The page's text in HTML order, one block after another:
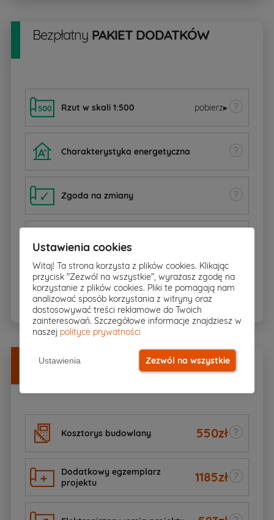
Bezpłatny PAKIET DODATKÓW
Rzut w skali 1:500 pobierz▸
Charakterystyka energetyczna
Zgoda na zmiany
BIOZ
Dodatkiw DOBREJ CENIE
Kosztorys budowlany 550zł
Dodatkowy egzemplarz
projektu
1185zł
Ustawienia cookies
Witaj! Ta strona korzysta z plików cookies. Klikając
przycisk "Zezwól na wszystkie", wyrażasz zgodę na
korzystanie z plików cookies. Pliki te pomagają nam
analizować sposób korzystania z witryny oraz
dostosowywać treści reklamowe do Twoich
zainteresowań. Szczegółowe informacje znajdziesz w
naszej polityce prywatności
Ustawienia Zezwól na wszystkie